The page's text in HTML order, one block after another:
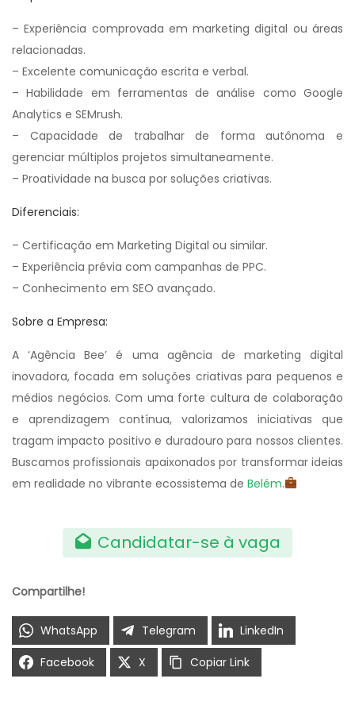
– Experiência comprovada em marketing digital ou áreas
relacionadas.
– Excelente comunicação escrita e verbal.
– Habilidade em ferramentas de análise como Google
Analytics e SEMrush.
– Capacidade de trabalhar de forma autônoma e
gerenciar múltiplos projetos simultaneamente.
– Proatividade na busca por soluções criativas.
Diferenciais:
– Certificação em Marketing Digital ou similar.
– Experiência prévia com campanhas de PPC.
– Conhecimento em SEO avançado.
Sobre a Empresa:
A ‘Agência Bee’ é uma agência de marketing digital
inovadora, focada em soluções criativas para pequenos e
médios negócios. Com uma forte cultura de colaboração
e aprendizagem contínua, valorizamos iniciativas que
tragam impacto positivo e duradouro para nossos clientes.
Buscamos profissionais apaixonados por transformar ideias
em realidade no vibrante ecossistema de Belém.
Candidatar-se à vaga
Compartilhe!
WhatsApp Telegram
LinkedIn
Facebook
X Copiar Link